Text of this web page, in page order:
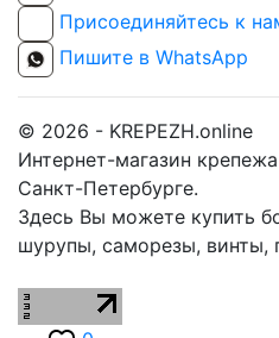
Присоединяйтесь к
Пишите в WhatsApp
© 2026 - KREPEZH.online
Интернет-магазин
Санкт-Петербурге.
Здесь Вы можете купить
шурупы, саморезы, винты,